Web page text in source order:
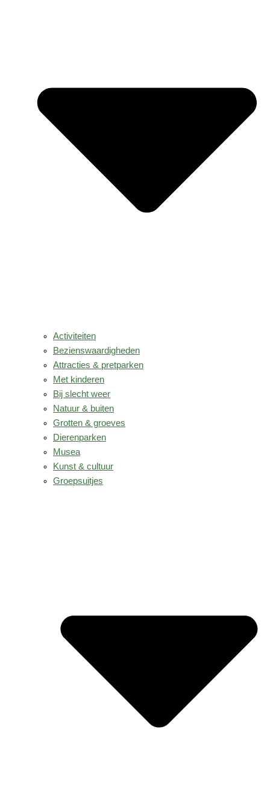
Activiteiten
Bezienswaardigheden
Attracties & pretparken
Met kinderen
Bij slecht weer
Natuur & buiten
Grotten & groeves
Dierenparken
Musea
Kunst & cultuur
Groepsuitjes